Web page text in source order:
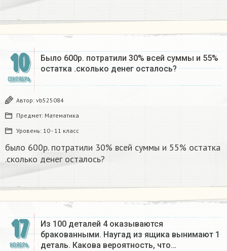
10
СЕНТЯБРЬ
Было 600р. потратили 30% всей суммы и 55%
остатка .сколько денег осталось?
Автор: vb525084
Предмет: Математика
Уровень: 10 - 11 класс
было 600р. потратили 30% всей суммы и 55% остатка
.сколько денег осталось?
17
НОЯБРЬ
Из 100 деталей 4 оказываются
бракованными. Наугад из ящика вынимают 1
деталь. Какова вероятность, что…